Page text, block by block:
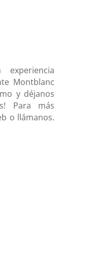
Montblanc
y déjanos
Para más
o llámanos.